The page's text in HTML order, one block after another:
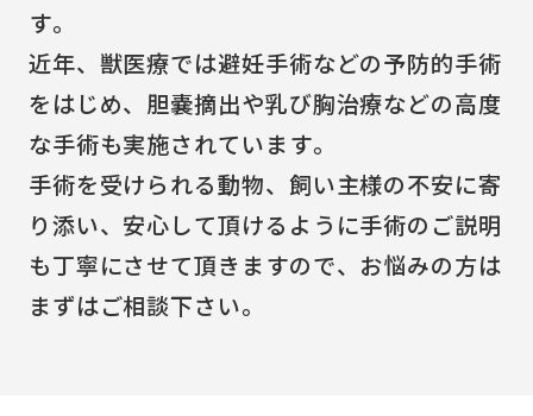
す。
近年、獣医療では避妊手術などの予防的手術
をはじめ、胆嚢摘出や乳び胸治療などの高度
な手術も実施されています。
手術を受けられる動物、飼い主様の不安に寄
り添い、安心して頂けるように手術のご説明
も丁寧にさせて頂きますので、お悩みの方は
まずはご相談下さい。